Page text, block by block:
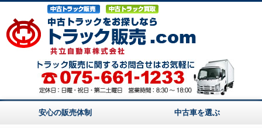
安心の販売体制 中古車を選ぶ